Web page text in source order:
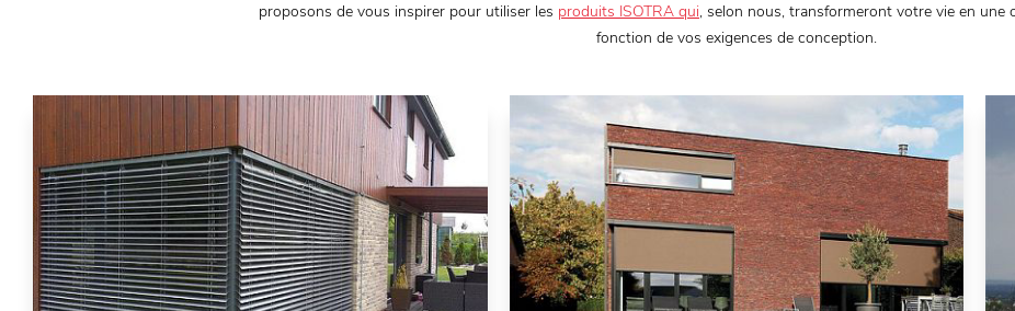
proposons de vous inspirer pour utiliser les produits ISOTRA qui, selon nous, transformeront votre vie en une
fonction de vos exigences de conception.